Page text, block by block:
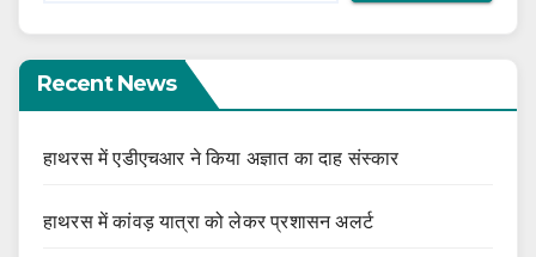
Recent News
हाथरस में एडीएचआर ने किया अज्ञात का दाह संस्कार
हाथरस में कांवड़ यात्रा को लेकर प्रशासन अलर्ट